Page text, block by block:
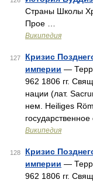
Страны Школы
Прое …
Википедия
127
Кризис
империи —
962 1806 гг.
нации (лат.
нем. Heiliges
Википедия
128
Кризис
империи —
962 1806 гг.